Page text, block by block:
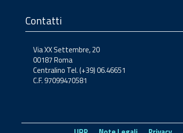
Contatti
Via XX Settembre, 20
00187 Roma
Centralino Tel. (+39) 06.46651
C.F. 97099470581